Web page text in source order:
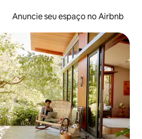
Anuncie seu espaço no Airbnb